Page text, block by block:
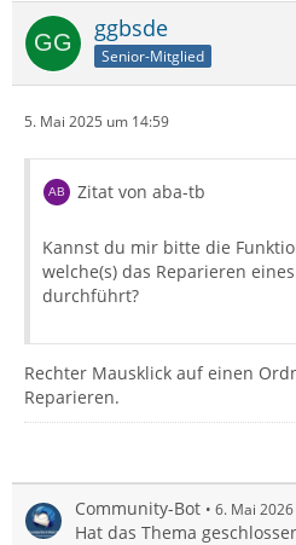
ggbsde
Senior-Mitglied
5. Mai 2025 um 14:59
Zitat von aba-tb
Kannst du mir bitte die
welche(s) das Reparieren
durchführt?
Rechter Mausklick auf einen
Reparieren.
Community-Bot 6. Mai
Hat das Thema